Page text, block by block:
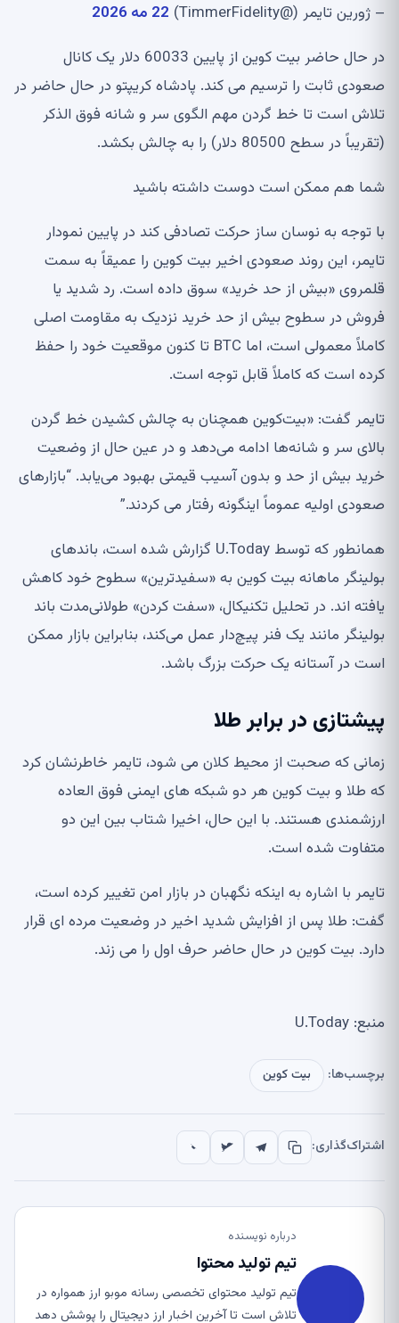
– ژورین تایمر (@TimmerFidelity)
22 مه 2026
در حال حاضر بیت کوین از پایین 60033 دلار یک کانال
صعودی ثابت را ترسیم می کند. پادشاه کریپتو در حال حاضر در
تلاش است تا خط گردن مهم الگوی سر و شانه فوق الذکر
(تقریباً در سطح 80500 دلار) را به چالش بکشد.
شما هم ممکن است دوست داشته باشید
با توجه به نوسان ساز حرکت تصادفی کند در پایین نمودار
تایمر، این روند صعودی اخیر بیت کوین را عمیقاً به سمت
قلمروی «بیش از حد خرید» سوق داده است. رد شدید یا
فروش در سطوح بیش از حد خرید نزدیک به مقاومت اصلی
کاملاً معمولی است، اما BTC تا کنون موقعیت خود را حفظ
کرده است که کاملاً قابل توجه است.
تایمر گفت: «بیت‌کوین همچنان به چالش کشیدن خط گردن
بالای سر و شانه‌ها ادامه می‌دهد و در عین حال از وضعیت
خرید بیش از حد و بدون آسیب قیمتی بهبود می‌یابد. “بازارهای
صعودی اولیه عموماً اینگونه رفتار می کردند.”
همانطور که توسط U.Today گزارش شده است، باندهای
بولینگر ماهانه بیت کوین به «سفیدترین» سطوح خود کاهش
یافته اند. در تحلیل تکنیکال، «سفت کردن» طولانی‌مدت باند
بولینگر مانند یک فنر پیچ‌دار عمل می‌کند، بنابراین بازار ممکن
است در آستانه یک حرکت بزرگ باشد.
پیشتازی در برابر طلا
زمانی که صحبت از محیط کلان می شود، تایمر خاطرنشان کرد
که طلا و بیت کوین هر دو شبکه های ایمنی فوق العاده
ارزشمندی هستند. با این حال، اخیرا شتاب بین این دو
متفاوت شده است.
تایمر با اشاره به اینکه نگهبان در بازار امن تغییر کرده است،
گفت: طلا پس از افزایش شدید اخیر در وضعیت مرده ای قرار
دارد. بیت کوین در حال حاضر حرف اول را می زند.
منبع: U.Today
برچسب‌ها: بیت کوین
اشتراک‌گذاری:
درباره نویسنده
تیم تولید محتوا
تیم تولید محتوای تخصصی رسانه موبو ارز همواره در
تلاش است تا آخرین اخبار ارز دیجیتال را پوشش دهد